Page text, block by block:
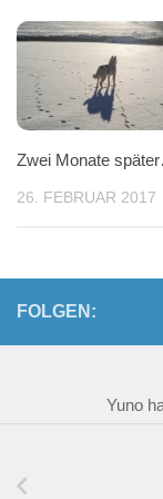
Zwei Monate
26. FEBRUAR 2017
FOLGEN:
Yuno